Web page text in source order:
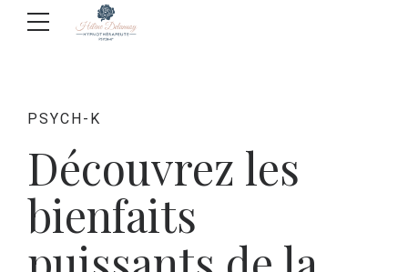
PSYCH-K
Découvrez les
bienfaits